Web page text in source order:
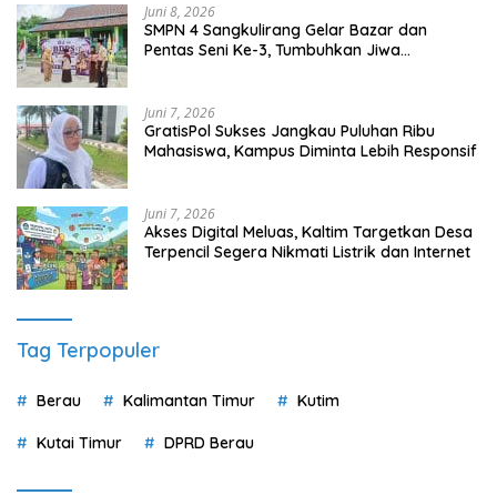
Juni 8, 2026
SMPN 4 Sangkulirang Gelar Bazar dan
Pentas Seni Ke-3, Tumbuhkan Jiwa
Juni 7, 2026
GratisPol Sukses Jangkau Puluhan Ribu
Mahasiswa, Kampus Diminta Lebih Responsif
Juni 7, 2026
Akses Digital Meluas, Kaltim Targetkan Desa
Terpencil Segera Nikmati Listrik dan Internet
Tag Terpopuler
Berau Kalimantan Timur Kutim
Kutai Timur DPRD Berau